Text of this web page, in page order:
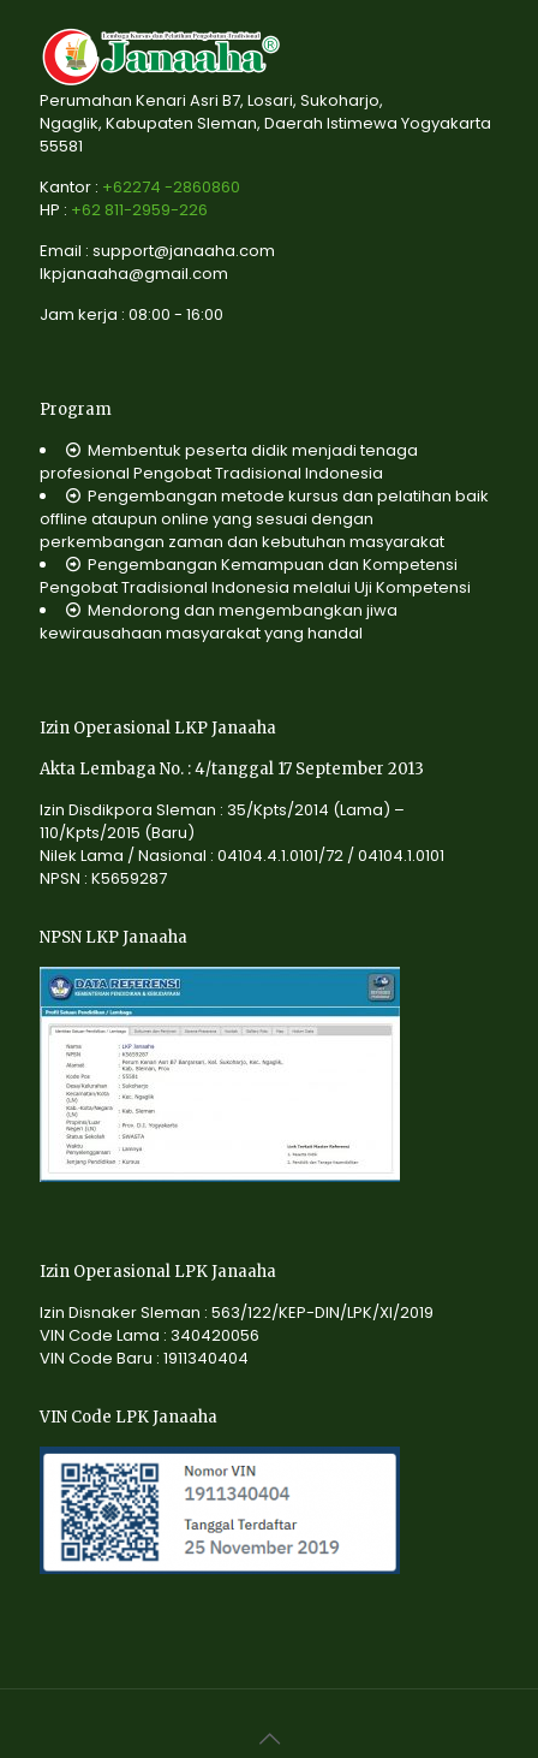
Perumahan Kenari Asri B7, Losari, Sukoharjo,
Ngaglik, Kabupaten Sleman, Daerah Istimewa Yogyakarta
55581
Kantor : +62274 -2860860
HP : +62 811-2959-226
Email : support@janaaha.com
lkpjanaaha@gmail.com
Jam kerja : 08:00 - 16:00
Program
Membentuk peserta didik menjadi tenaga
profesional Pengobat Tradisional Indonesia
Pengembangan metode kursus dan pelatihan baik
offline ataupun online yang sesuai dengan
perkembangan zaman dan kebutuhan masyarakat
Pengembangan Kemampuan dan Kompetensi
Pengobat Tradisional Indonesia melalui Uji Kompetensi
Mendorong dan mengembangkan jiwa
kewirausahaan masyarakat yang handal
Izin Operasional LKP Janaaha
Akta Lembaga No. : 4/tanggal 17 September 2013
Izin Disdikpora Sleman : 35/Kpts/2014 (Lama) –
110/Kpts/2015 (Baru)
Nilek Lama / Nasional : 04104.4.1.0101/72 / 04104.1.0101
NPSN : K5659287
NPSN LKP Janaaha
Izin Operasional LPK Janaaha
Izin Disnaker Sleman : 563/122/KEP-DIN/LPK/XI/2019
VIN Code Lama : 340420056
VIN Code Baru : 1911340404
VIN Code LPK Janaaha